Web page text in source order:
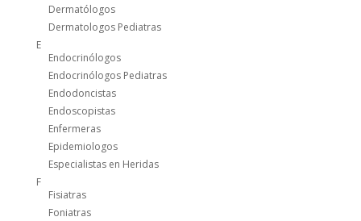
Dermatólogos
Dermatologos Pediatras
E
Endocrinólogos
Endocrinólogos Pediatras
Endodoncistas
Endoscopistas
Enfermeras
Epidemiologos
Especialistas en Heridas
F
Fisiatras
Foniatras